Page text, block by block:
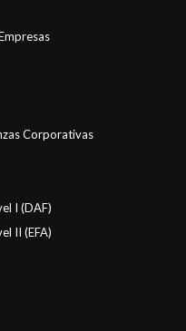
Corporativas
I (DAF)
II (EFA)